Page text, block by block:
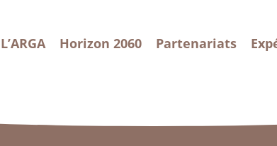
L’ARGA Horizon 2060 Partenariats